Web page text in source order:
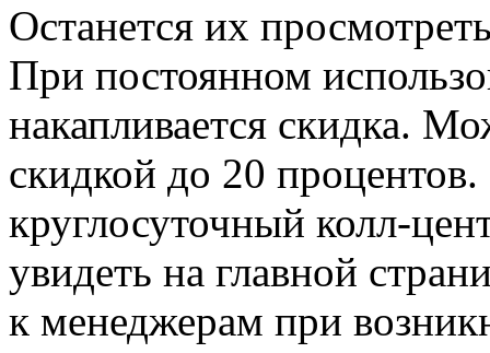
Останется их
При постоянном
накапливается скидка.
скидкой до 20
круглосуточный колл-
увидеть на главной
к менеджерам при